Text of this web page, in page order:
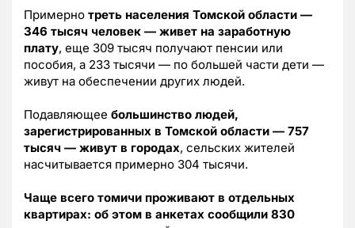
Примерно треть населения Томской области —
346 тысяч человек — живет на заработную
плату, еще 309 тысяч получают пенсии или
пособия, а 233 тысячи — по большей части дети —
живут на обеспечении других людей.
Подавляющее большинство людей,
зарегистрированных в Томской области — 757
тысяч — живут в городах, сельских жителей
насчитывается примерно 304 тысячи.
Чаще всего томичи проживают в отдельных
квартирах: об этом в анкетах сообщили 830